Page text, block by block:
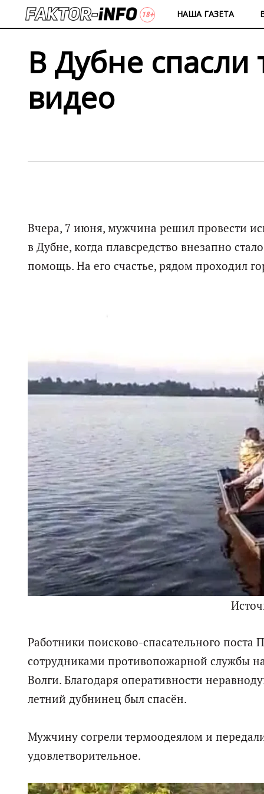
НАША ГАЗЕТА
В Дубне
видео
Вчера, 7 июня, мужчина решил провести
в Дубне, когда плавсредство внезапно
помощь. На его счастье, рядом проходил
Работники поисково-спасательного
сотрудниками противопожарной службы
Волги. Благодаря оперативности
летний дубнинец был спасён.
Мужчину согрели термоодеялом и
удовлетворительное.